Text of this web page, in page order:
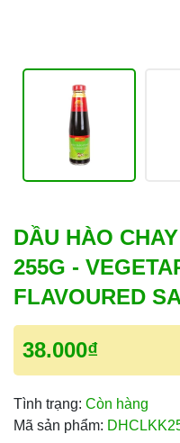
DẦU HÀO
255G -
FLAVOURED
38.000₫
Tình trạng: Còn hàng
Mã sản phẩm: